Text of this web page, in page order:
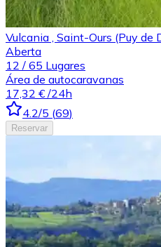
Vulcania , Saint-Ours (Puy de
Aberta
12 / 65 Lugares
Área de autocaravanas
17,32 € /24h
4.2/5 (69)
Reservar